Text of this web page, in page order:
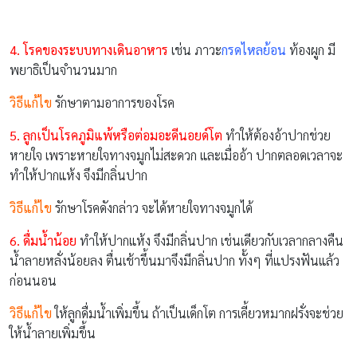
4. โรคของระบบทางเดินอาหาร เช่น ภาวะกรดไหลย้อน ท้องผูก มี
พยาธิเป็นจำนวนมาก
วิธีแก้ไข รักษาตามอาการของโรค
5. ลูกเป็นโรคภูมิแพ้หรือต่อมอะดีนอยด์โต ทำให้ต้องอ้าปากช่วย
หายใจ เพราะหายใจทางจมูกไม่สะดวก และเมื่ออ้า ปากตลอดเวลาจะ
ทำให้ปากแห้ง จึงมีกลิ่นปาก
วิธีแก้ไข รักษาโรคดังกล่าว จะได้หายใจทางจมูกได้
6. ดื่มน้ำน้อย ทำให้ปากแห้ง จึงมีกลิ่นปาก เช่นเดียวกับเวลากลางคืน
น้ำลายหลั่งน้อยลง ตื่นเช้าขึ้นมาจึงมีกลิ่นปาก ทั้งๆ ที่แปรงฟันแล้ว
ก่อนนอน
วิธีแก้ไขให้ลูกดื่มน้ำเพิ่มขึ้น ถ้าเป็นเด็กโต การเคี้ยวหมากฝรั่งจะช่วย
ให้น้ำลายเพิ่มขึ้น